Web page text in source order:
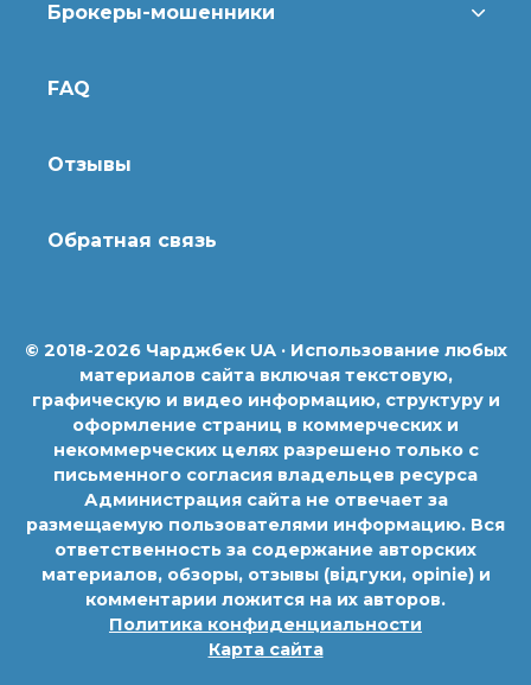
Брокеры-мошенники
FAQ
Отзывы
Обратная связь
© 2018-2026 Чарджбек UA · Использование любых
материалов сайта включая текстовую,
графическую и видео информацию, структуру и
оформление страниц в коммерческих и
некоммерческих целях разрешено только с
письменного согласия владельцев ресурса
Администрация сайта не отвечает за
размещаемую пользователями информацию. Вся
ответственность за содержание авторских
материалов, обзоры, отзывы (відгуки, opinie) и
комментарии ложится на их авторов.
Политика конфиденциальности
Карта сайта